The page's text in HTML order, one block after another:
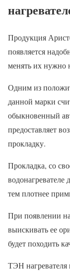
Продукция
появляется
менять их нужно
Одним из
данной марки
обыкновенный
предоставляет
прокладку.
Прокладка, со
тем плотнее
При появлении
выискивать ее
будет походить
ТЭН